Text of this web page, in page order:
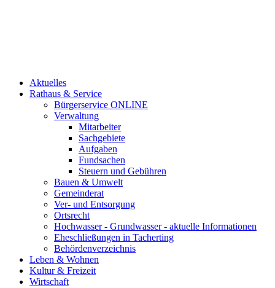
Aktuelles
Rathaus & Service
Bürgerservice ONLINE
Verwaltung
Mitarbeiter
Sachgebiete
Aufgaben
Fundsachen
Steuern und Gebühren
Bauen & Umwelt
Gemeinderat
Ver- und Entsorgung
Ortsrecht
Hochwasser - Grundwasser - aktuelle Informationen
Eheschließungen in Tacherting
Behördenverzeichnis
Leben & Wohnen
Kultur & Freizeit
Wirtschaft